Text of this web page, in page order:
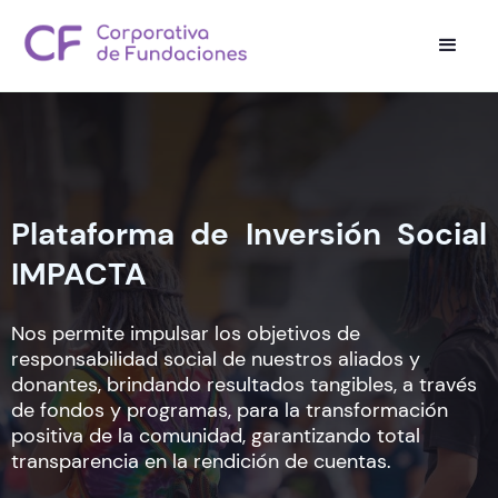
Plataforma de Inversión Social
IMPACTA
Nos permite impulsar los objetivos de
responsabilidad social de nuestros aliados y
donantes, brindando resultados tangibles, a través
de fondos y programas, para la transformación
positiva de la comunidad, garantizando total
transparencia en la rendición de cuentas.